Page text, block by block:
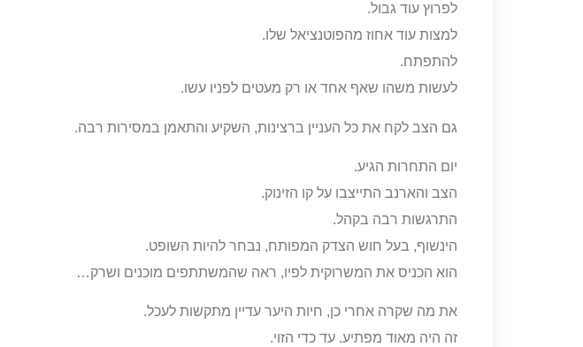
לפרוץ עוד גבול.
למצות עוד אחוז מהפוטנציאל שלו.
להתפתח.
לעשות משהו שאף אחד או רק מעטים לפניו עשו.
גם הצב לקח את כל העניין ברצינות, השקיע והתאמן במסירות רבה.
יום התחרות הגיע.
הצב והארנב התייצבו על קו הזינוק.
התרגשות רבה בקהל.
הינשוף, בעל חוש הצדק המפותח, נבחר להיות השופט.
הוא הכניס את המשרוקית לפיו, ראה שהמשתתפים מוכנים ושרק…
את מה שקרה אחרי כן, חיות היער עדיין מתקשות לעכל.
זה היה מאוד מפתיע. עד כדי הזוי.